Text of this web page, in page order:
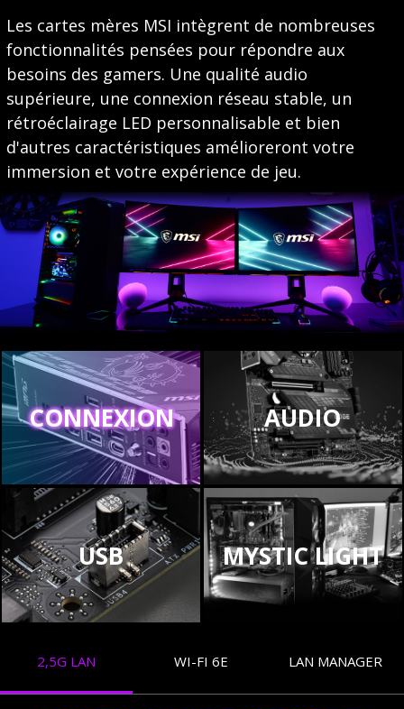
Les cartes mères MSI intègrent de nombreuses
fonctionnalités pensées pour répondre aux
besoins des gamers. Une qualité audio
supérieure, une connexion réseau stable, un
rétroéclairage LED personnalisable et bien
d'autres caractéristiques amélioreront votre
immersion et votre expérience de jeu.
CONNEXION AUDIO
USB MYSTIC LIGHT
2,5G LAN WI-FI 6E LAN MANAGER